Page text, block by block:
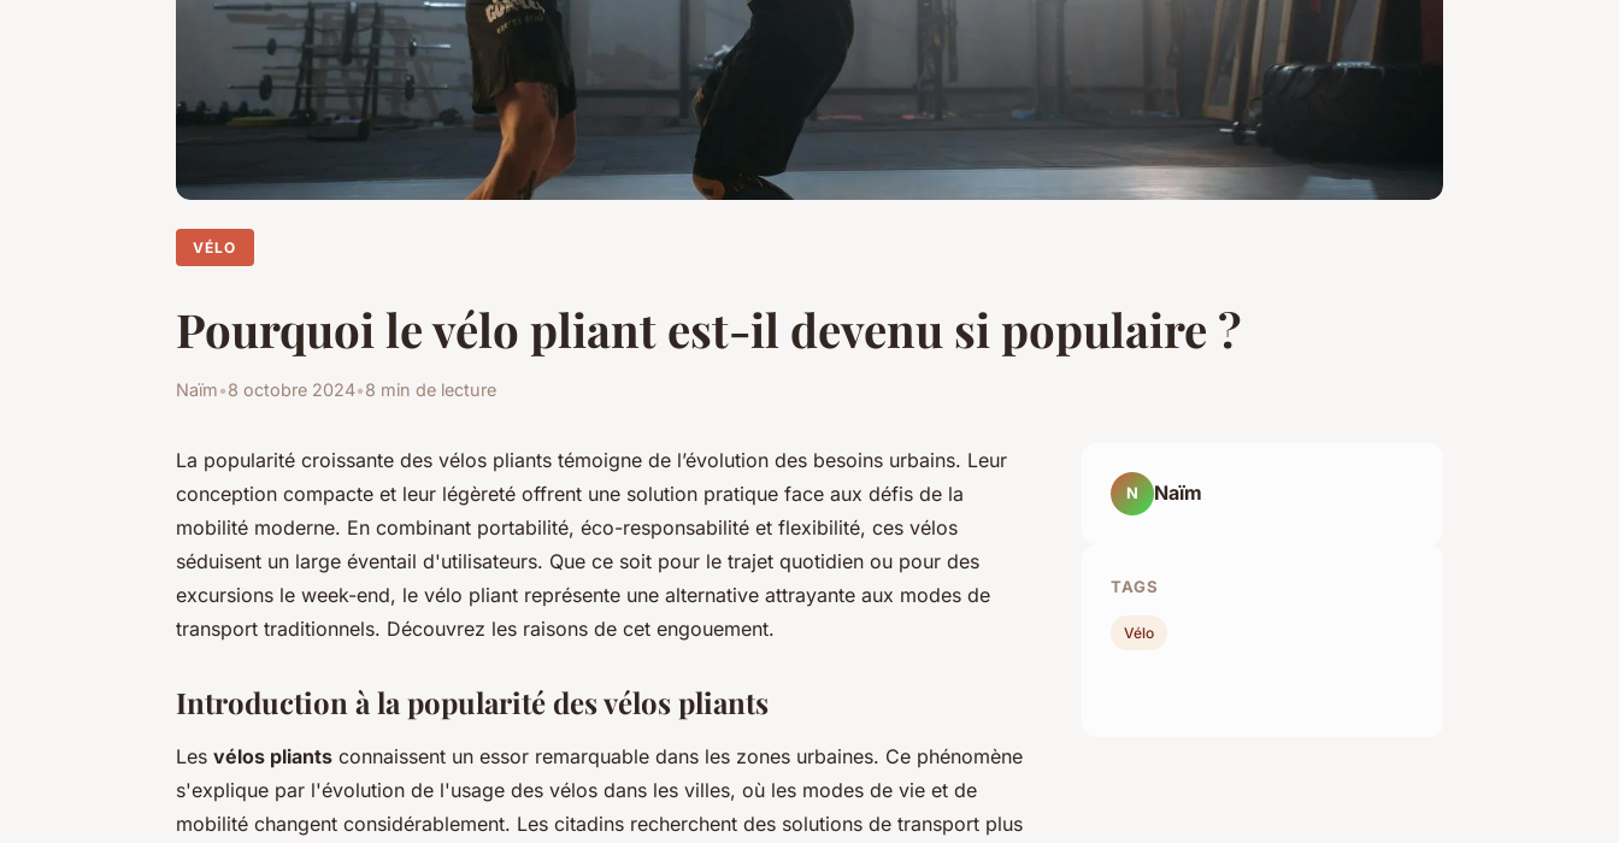
VÉLO
Pourquoi le vélo pliant est-il devenu si populaire ?
Naïm•8 octobre 2024•8 min de lecture
La popularité croissante des vélos pliants témoigne de l’évolution des besoins urbains. Leur
conception compacte et leur légèreté offrent une solution pratique face aux défis de la
mobilité moderne. En combinant portabilité, éco-responsabilité et flexibilité, ces vélos
séduisent un large éventail d'utilisateurs. Que ce soit pour le trajet quotidien ou pour des
excursions le week-end, le vélo pliant représente une alternative attrayante aux modes de
transport traditionnels. Découvrez les raisons de cet engouement.
Introduction à la popularité des vélos pliants
Les vélos pliants connaissent un essor remarquable dans les zones urbaines. Ce phénomène
s'explique par l'évolution de l'usage des vélos dans les villes, où les modes de vie et de
mobilité changent considérablement. Les citadins recherchent des solutions de transport plus
N Naïm
TAGS
Vélo